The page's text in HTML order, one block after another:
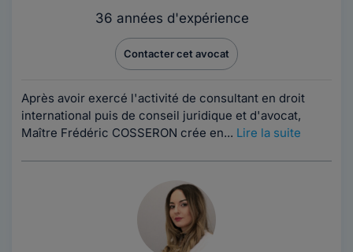
36 années d'expérience
Contacter cet avocat
Après avoir exercé l'activité de consultant en droit
international puis de conseil juridique et d'avocat,
Maître Frédéric COSSERON crée en... Lire la suite